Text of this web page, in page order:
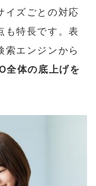
イズごとの対応
も特長です。表
索エンジンから
全体の底上げを